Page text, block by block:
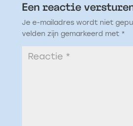
Een reactie
Je e-mailadres wordt niet
velden zijn gemarkeerd met *